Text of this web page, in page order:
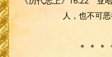
人，也不可
＊ ＊ ＊